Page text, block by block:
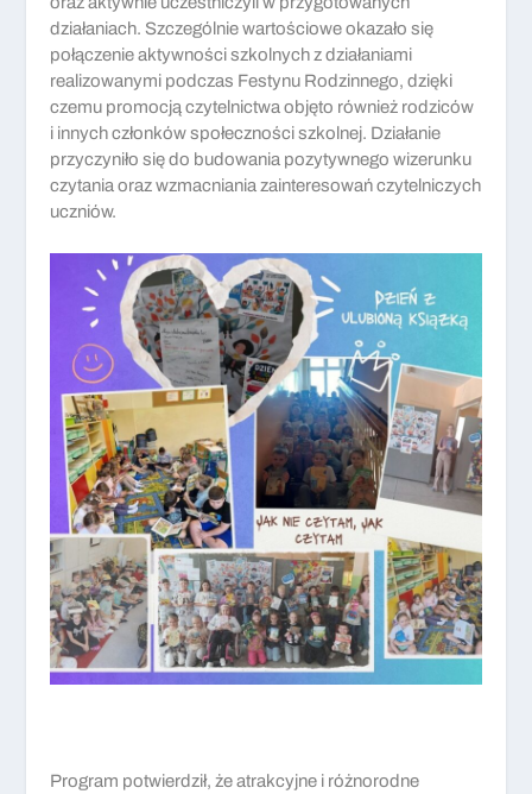
działaniach. Szczególnie wartościowe okazało się
połączenie aktywności szkolnych z działaniami
realizowanymi podczas Festynu Rodzinnego, dzięki
czemu promocją czytelnictwa objęto również rodziców
i innych członków społeczności szkolnej. Działanie
przyczyniło się do budowania pozytywnego wizerunku
czytania oraz wzmacniania zainteresowań czytelniczych
uczniów.
Program potwierdził, że atrakcyjne i różnorodne